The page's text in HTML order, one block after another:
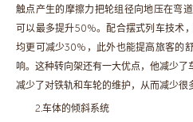
触点产生的摩擦力把轮组径向地压在弯
可以最多提升50%。配合摆式列车技术
均更可减少30%，此外也能提高旅客的
响。这种转向架还有一大优点，他减少
减少了对铁轨和车轮的维护，从而减少很
2.车体的倾斜系统